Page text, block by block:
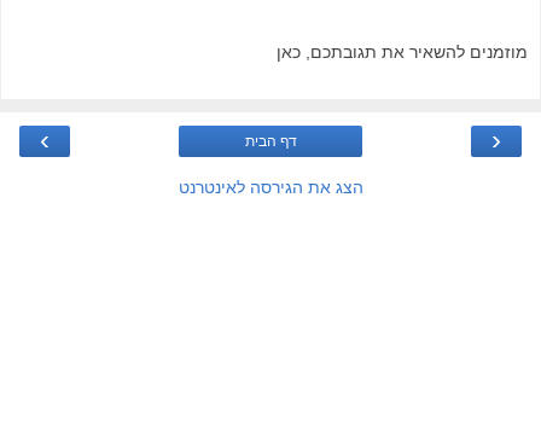
מוזמנים להשאיר את תגובתכם, כאן
‹
› דף הבית
הצג את הגירסה לאינטרנט